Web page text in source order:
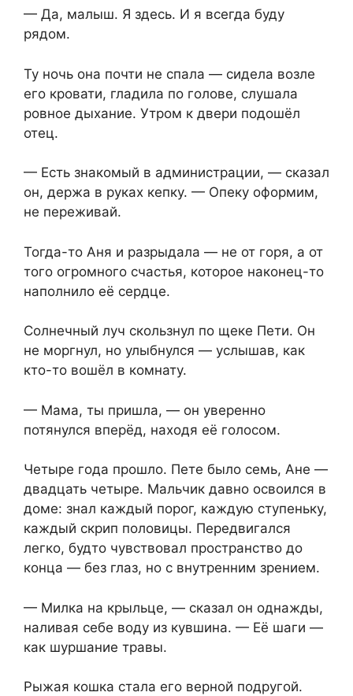
— Да, малыш. Я здесь. И я всегда буду
рядом.
Ту ночь она почти не спала — сидела возле
его кровати, гладила по голове, слушала
ровное дыхание. Утром к двери подошёл
отец.
— Есть знакомый в администрации, — сказал
он, держа в руках кепку. — Опеку оформим,
не переживай.
Тогда-то Аня и разрыдала — не от горя, а от
того огромного счастья, которое наконец-то
наполнило её сердце.
Солнечный луч скользнул по щеке Пети. Он
не моргнул, но улыбнулся — услышав, как
кто-то вошёл в комнату.
— Мама, ты пришла, — он уверенно
потянулся вперёд, находя её голосом.
Четыре года прошло. Пете было семь, Ане —
двадцать четыре. Мальчик давно освоился в
доме: знал каждый порог, каждую ступеньку,
каждый скрип половицы. Передвигался
легко, будто чувствовал пространство до
конца — без глаз, но с внутренним зрением.
— Милка на крыльце, — сказал он однажды,
наливая себе воду из кувшина. — Её шаги —
как шуршание травы.
Рыжая кошка стала его верной подругой.